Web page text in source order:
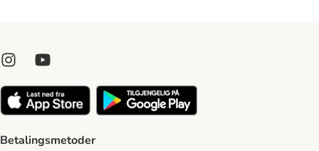
Betalingsmetoder